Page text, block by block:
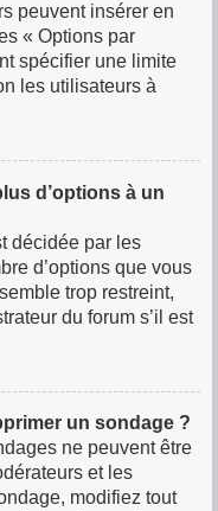
peuvent insérer en
« Options par
spécifier une limite
les utilisateurs à
d’options à un
décidée par les
d’options que vous
trop restreint,
du forum s’il est
un sondage ?
ne peuvent être
et les
modifiez tout